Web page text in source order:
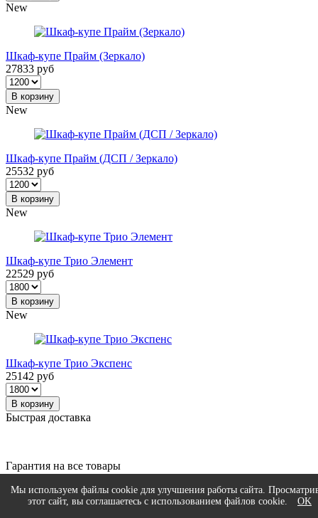
Мы используем файлы cookie для улучшения работы сайта.
этот сайт, вы соглашаетесь с использованием файлов cookie.
OK
New
Шкаф-купе Прайм (Зеркало)
27833 руб
В корзину
New
Шкаф-купе Прайм (ДСП / Зеркало)
25532 руб
В корзину
New
Шкаф-купе Трио Элемент
22529 руб
В корзину
New
Шкаф-купе Трио Экспенс
25142 руб
В корзину
Быстрая доставка
Гарантия на все товары